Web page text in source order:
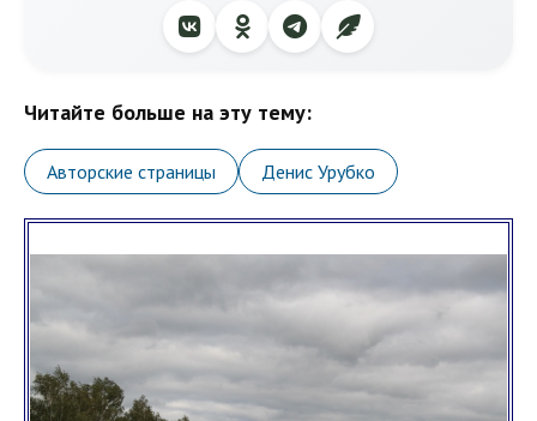
Читайте больше на эту тему:
Авторские страницы Денис Урубко